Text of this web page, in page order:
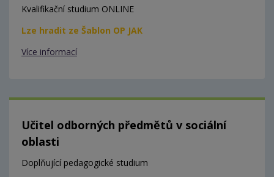
Kvalifikační studium ONLINE
Lze hradit ze Šablon OP JAK
Více informací
Učitel odborných předmětů v sociální
oblasti
Doplňující pedagogické studium